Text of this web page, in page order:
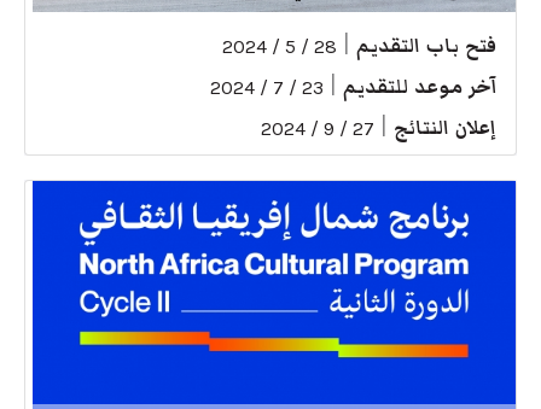
فتح باب التقديم 28 / 5 / 2024
آخر موعد للتقديم 23 / 7 / 2024
إعلان النتائج 27 / 9 / 2024